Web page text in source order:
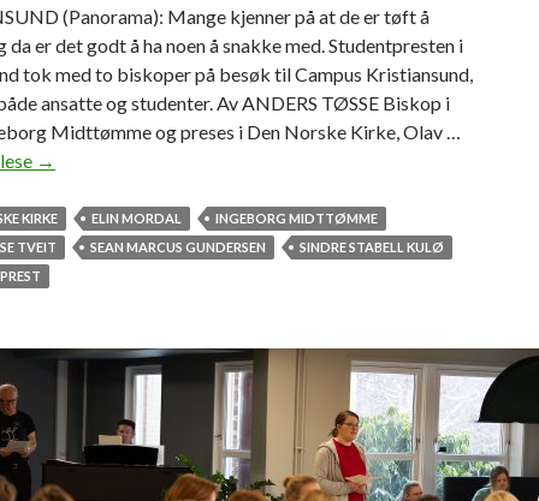
(Panorama): Mange kjenner på at de er tøft å
da er det godt å ha noen å snakke med. Studentpresten i
tok med to biskoper på besøk til Campus Kristiansund,
ansatte og studenter. Av ANDERS TØSSE Biskop i
Midttømme og preses i Den Norske Kirke, Olav …
F
k
k
b
v
→
KIRKE ELIN MORDAL
INGEBORG MIDTTØMME
TVEIT
SEAN MARCUS GUNDERSEN
SINDRE STABELL KULØ